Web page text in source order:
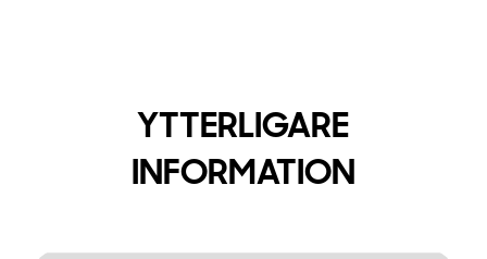
YTTERLIGARE
INFORMATION